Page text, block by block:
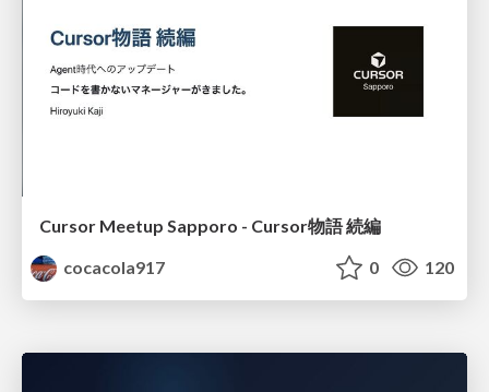
Cursor Meetup Sapporo - Cursor物語 続編
cocacola917
0 120